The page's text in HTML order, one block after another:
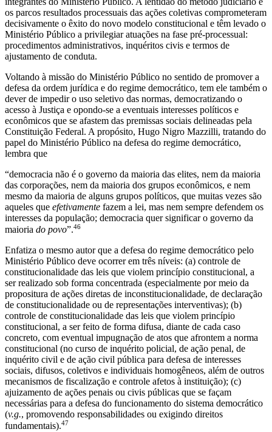
os parcos resultados processuais das ações coletivas comprometeram
decisivamente o êxito do novo modelo constitucional e têm levado o
Ministério Público a privilegiar atuações na fase pré-processual:
procedimentos administrativos, inquéritos civis e termos de
ajustamento de conduta.
Voltando à missão do Ministério Público no sentido de promover a
defesa da ordem jurídica e do regime democrático, tem ele também o
dever de impedir o uso seletivo das normas, democratizando o
acesso à Justiça e opondo-se a eventuais interesses políticos e
econômicos que se afastem das premissas sociais delineadas pela
Constituição Federal. A propósito, Hugo Nigro Mazzilli, tratando do
papel do Ministério Público na defesa do regime democrático,
lembra que
“democracia não é o governo da maioria das elites, nem da maioria
das corporações, nem da maioria dos grupos econômicos, e nem
mesmo da maioria de alguns grupos políticos, que muitas vezes são
aqueles que efetivamente fazem a lei, mas nem sempre defendem os
interesses da população; democracia quer significar o governo da
maioria do povo”.46
Enfatiza o mesmo autor que a defesa do regime democrático pelo
Ministério Público deve ocorrer em três níveis: (a) controle de
constitucionalidade das leis que violem princípio constitucional, a
ser realizado sob forma concentrada (especialmente por meio da
propositura de ações diretas de inconstitucionalidade, de declaração
de constitucionalidade ou de representações interventivas); (b)
controle de constitucionalidade das leis que violem princípio
constitucional, a ser feito de forma difusa, diante de cada caso
concreto, com eventual impugnação de atos que afrontem a norma
constitucional (no curso de inquérito policial, de ação penal, de
inquérito civil e de ação civil pública para defesa de interesses
sociais, difusos, coletivos e individuais homogêneos, além de outros
mecanismos de fiscalização e controle afetos à instituição); (c)
ajuizamento de ações penais ou civis públicas que se façam
necessárias para a defesa do funcionamento do sistema democrático
(v.g., promovendo responsabilidades ou exigindo direitos
fundamentais).47